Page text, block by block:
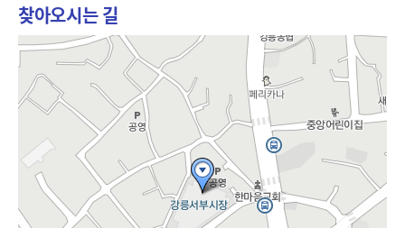
찾아오시는 길